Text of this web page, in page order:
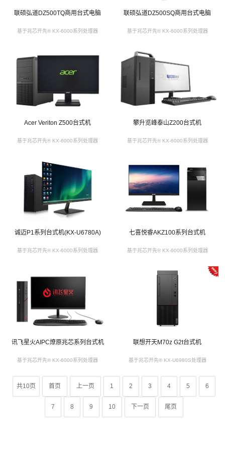
联硕弘道DZ500TQ商用台式电脑
基于兆芯开先® KX-6000系列处理器
联硕弘道DZ500SQ商用台式电脑
基于兆芯开先® KX-6000系列处理器
Acer Veriton Z500台式机
基于兆芯开先® KX-6000系列处理器
攀升览峰泰山Z200台式机
基于兆芯开先® KX-6000系列处理器
诚迈P1系列台式机(KX-U6780A)
基于兆芯开先® KX-6000系列处理器
七喜悦睿AKZ100系列台式机
基于兆芯开先® KX-6000系列处理器
讯飞星火AIPC燎原兆芯系列台式机
基于兆芯开先® KX-6000系列处理器
联想开天M70z G2t台式机
基于兆芯开先® KX-U6980S处理器
共10页 首页 上一页 1 2 3 4 5 6
7 8 9 10 下一页 尾页